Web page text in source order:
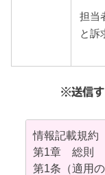
担当
と訴
※送信す
情報記載規約
第1章 総則
第1条（適用